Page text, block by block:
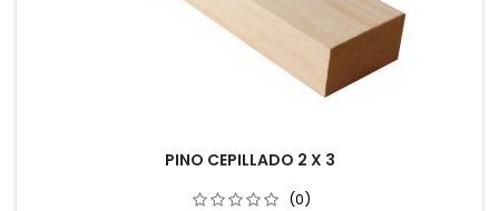
PINO CEPILLADO 2 X 3
(0)